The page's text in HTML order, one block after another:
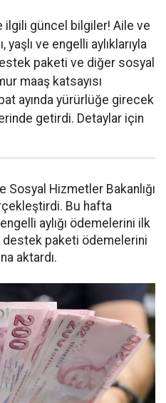
güncel bilgiler! Aile ve
yaşlı ve engelli aylıklarıyla
paketi ve diğer sosyal
maaş katsayısı
ayında yürürlüğe girecek
getirdi. Detaylar için
Sosyal Hizmetler Bakanlığı
Bu hafta
aylığı ödemelerini ilk
destek paketi ödemelerini
aktardı.